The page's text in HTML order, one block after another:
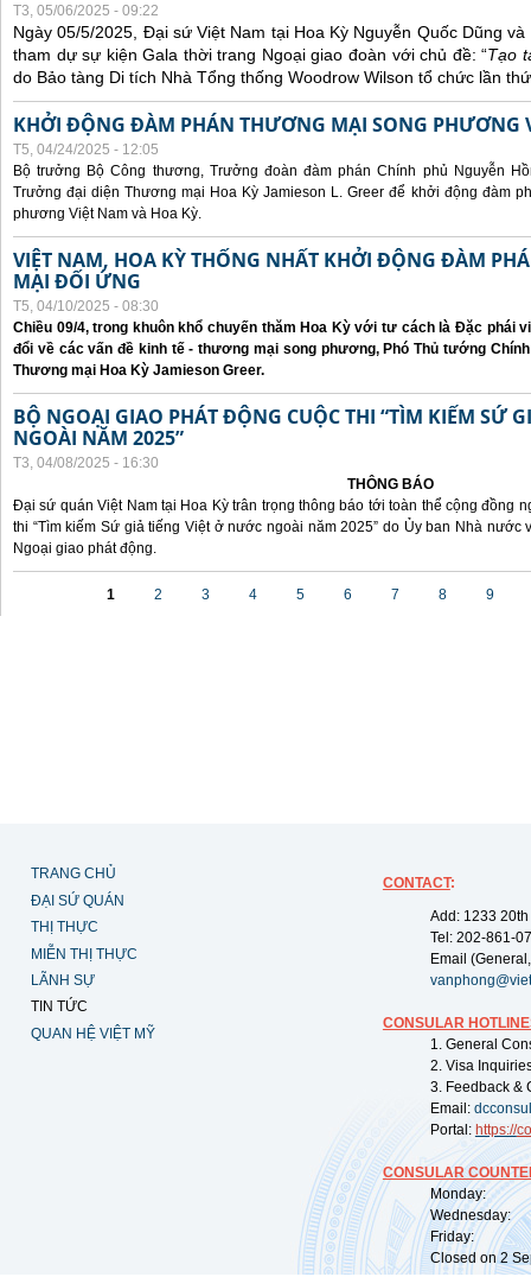
T3, 05/06/2025 - 09:22
Ngày 05/5/2025, Đại sứ Việt Nam tại Hoa Kỳ Nguyễn Quốc Dũng
tham dự sự kiện Gala thời trang Ngoại giao đoàn với chủ đề: “Tạo
do Bảo tàng Di tích Nhà Tổng thống Woodrow Wilson tổ chức lần
KHỞI ĐỘNG ĐÀM PHÁN THƯƠNG MẠI SONG PHƯƠNG
T5, 04/24/2025 - 12:05
Bộ trưởng Bộ Công thương, Trưởng đoàn đàm phán Chính phủ Nguyễn
Trưởng đại diện Thương mại Hoa Kỳ Jamieson L. Greer để khởi động đàm
phương Việt Nam và Hoa Kỳ.
VIỆT NAM, HOA KỲ THỐNG NHẤT KHỞI ĐỘNG ĐÀM
MẠI ĐỐI ỨNG
T5, 04/10/2025 - 08:30
Chiều 09/4, trong khuôn khổ chuyến thăm Hoa Kỳ với tư cách là Đặc phái
đổi về các vấn đề kinh tế - thương mại song phương, Phó Thủ tướng
Thương mại Hoa Kỳ Jamieson Greer.
BỘ NGOẠI GIAO PHÁT ĐỘNG CUỘC THI “TÌM KIẾM SỨ
NGOÀI NĂM 2025”
T3, 04/08/2025 - 16:30
THÔNG BÁO
Đại sứ quán Việt Nam tại Hoa Kỳ trân trọng thông báo tới toàn thể cộng đồng
thi “Tìm kiếm Sứ giả tiếng Việt ở nước ngoài năm 2025” do Ủy ban Nhà
Ngoại giao phát động.
1 2 3 4 5 6 7 8 9
TRANG CHỦ
ĐẠI SỨ QUÁN
THỊ THỰC
MIỄN THỊ THỰC
LÃNH SỰ
TIN TỨC
QUAN HỆ VIỆT MỸ
CONTACT:
Add: 1233
Tel: 202-861-
Email
CONSULAR
1. General
2. Visa
3. Feedback &
Email:
Portal: https://
CONSULAR
Monday:
Wednesday:
Friday:
Closed on 2